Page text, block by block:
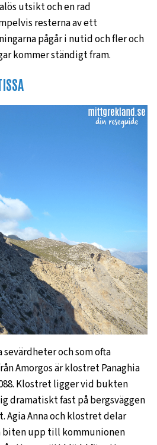
utsikt och en rad
resterna av ett
pågår i nutid och fler och
kommer ständigt fram.
sevärdheter och som ofta
Amorgos är klostret Panaghia
Klostret ligger vid bukten
dramatiskt fast på bergsväggen
Agia Anna och klostret delar
biten upp till kommunionen